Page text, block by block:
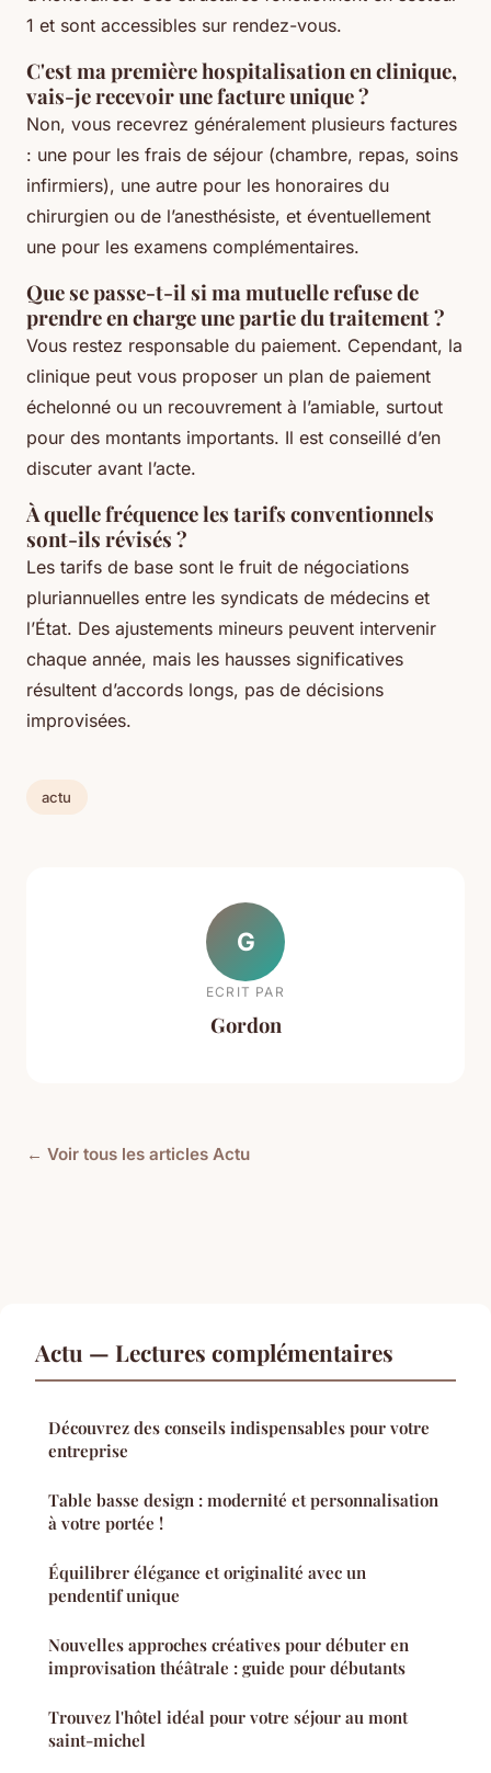
1 et sont accessibles sur rendez-vous.
C'est ma première hospitalisation en clinique,
vais-je recevoir une facture unique ?
Non, vous recevrez généralement plusieurs factures
: une pour les frais de séjour (chambre, repas, soins
infirmiers), une autre pour les honoraires du
chirurgien ou de l’anesthésiste, et éventuellement
une pour les examens complémentaires.
Que se passe-t-il si ma mutuelle refuse de
prendre en charge une partie du traitement ?
Vous restez responsable du paiement. Cependant, la
clinique peut vous proposer un plan de paiement
échelonné ou un recouvrement à l’amiable, surtout
pour des montants importants. Il est conseillé d’en
discuter avant l’acte.
À quelle fréquence les tarifs conventionnels
sont-ils révisés ?
Les tarifs de base sont le fruit de négociations
pluriannuelles entre les syndicats de médecins et
l’État. Des ajustements mineurs peuvent intervenir
chaque année, mais les hausses significatives
résultent d’accords longs, pas de décisions
improvisées.
actu
G
ECRIT PAR
Gordon
← Voir tous les articles Actu
Actu — Lectures complémentaires
Découvrez des conseils indispensables pour votre
entreprise
Table basse design : modernité et personnalisation
à votre portée !
Équilibrer élégance et originalité avec un
pendentif unique
Nouvelles approches créatives pour débuter en
improvisation théâtrale : guide pour débutants
Trouvez l'hôtel idéal pour votre séjour au mont
saint-michel